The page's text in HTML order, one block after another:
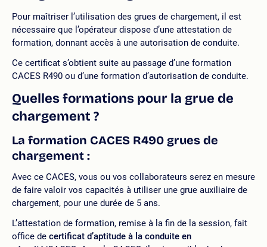
Pour maîtriser l’utilisation des grues de chargement, il est
nécessaire que l’opérateur dispose d’une attestation de
formation, donnant accès à une autorisation de conduite.
Ce certificat s’obtient suite au passage d’une formation
CACES R490 ou d’une formation d’autorisation de conduite.
Quelles formations pour la grue de
chargement ?
La formation CACES R490 grues de
chargement :
Avec ce CACES, vous ou vos collaborateurs serez en mesure
de faire valoir vos capacités à utiliser une grue auxiliaire de
chargement, pour une durée de 5 ans.
L’attestation de formation, remise à la fin de la session, fait
office de certificat d’aptitude à la conduite en